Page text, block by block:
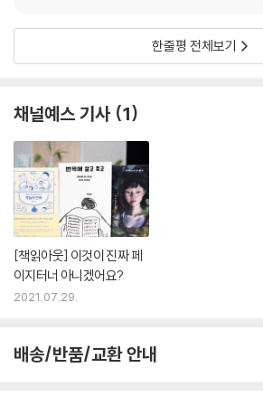
한줄평 전체보기
채널예스 기사 1
[책읽아웃] 이것이 진짜 페
이지터너 아니겠어요?
2021.07.29.
배송/반품/교환 안내